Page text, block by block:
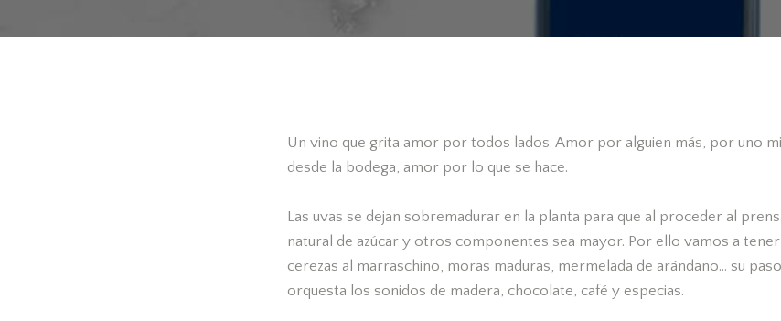
Un vino que grita amor por todos lados. Amor por alguien más, por uno
desde la bodega, amor por lo que se hace.
Las uvas se dejan sobremadurar en la planta para que al proceder al
natural de azúcar y otros componentes sea mayor. Por ello vamos a
cerezas al marraschino, moras maduras, mermelada de arándano… su
orquesta los sonidos de madera, chocolate, café y especias.